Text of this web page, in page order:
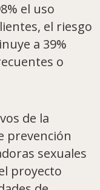
el uso
el riesgo
a 39%
o
de la
prevención
sexuales
proyecto